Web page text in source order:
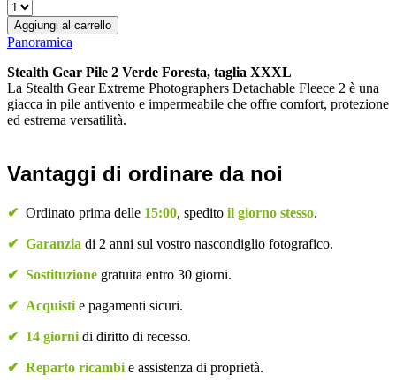
Aggiungi al carrello
Panoramica
Stealth Gear Pile 2 Verde Foresta, taglia XXXL
La Stealth Gear Extreme Photographers Detachable Fleece 2 è una
giacca in pile antivento e impermeabile che offre comfort, protezione
ed estrema versatilità.
Vantaggi di ordinare da noi
✔ Ordinato prima delle 15:00, spedito il giorno stesso.
✔ Garanzia di 2 anni sul vostro nascondiglio fotografico.
✔ Sostituzione gratuita entro 30 giorni.
✔ Acquisti e pagamenti sicuri.
✔ 14 giorni di diritto di recesso.
✔ Reparto ricambi e assistenza di proprietà.